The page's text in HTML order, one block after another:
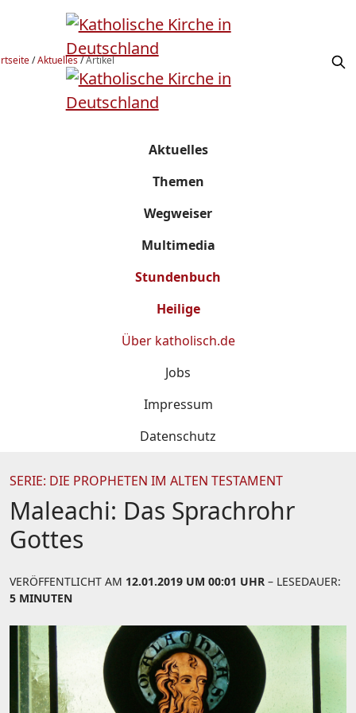
/Aktuelles/Artikel
Aktuelles
Themen
Wegweiser
Multimedia
Stundenbuch
Heilige
Über katholisch.de
Jobs
Impressum
Datenschutz
SERIE: DIE PROPHETEN IM ALTEN TESTAMENT
Maleachi: Das Sprachrohr
Gottes
VERÖFFENTLICHT AM 12.01.2019 UM 00:01 UHR – LESEDAUER:
5 MINUTEN